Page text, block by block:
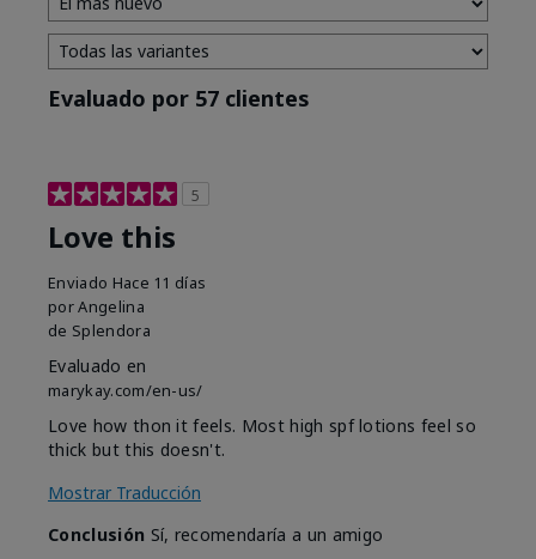
Evaluado por 57 clientes
5
Love this
Enviado Hace 11 días
porAngelina
de Splendora
Evaluado en
marykay.com/en-us/
Love how thon it feels. Most high spf lotions feel so
thick but this doesn't.
Mostrar Traducción
Conclusión Sí, recomendaría a un amigo